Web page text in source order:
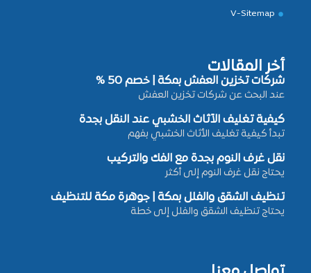
V-Sitemap
أخر المقالات
شركات تخزين العفش بمكة | خصم 50 %
عند البحث عن شركات تخزين العفش
كيفية تغليف الأثاث الخشبي عند النقل بجدة
تبدأ كيفية تغليف الأثاث الخشبي بفهم
نقل غرف النوم بجدة مع الفك والتركيب
يحتاج نقل غرف النوم إلى أكثر
تنظيف الشقق والفلل بمكة | جوهرة مكة للتنظيف
يحتاج تنظيف الشقق والفلل إلى خطة